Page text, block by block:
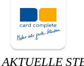
Stellenangebote
AKTUELLE